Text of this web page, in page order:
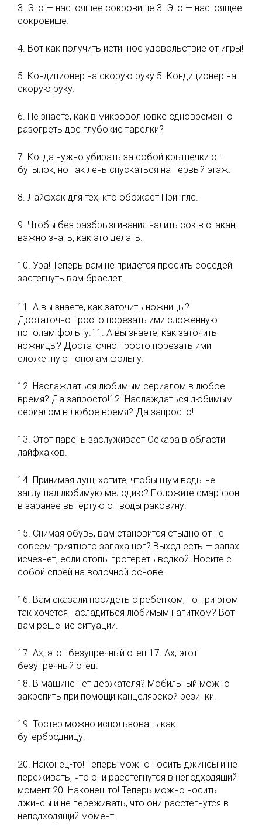
3. Это — настоящее сокровище.3. Это — настоящее
сокровище.
4. Вот как получить истинное удовольствие от игры!
5. Кондиционер на скорую руку.5. Кондиционер на
скорую руку.
6. Не знаете, как в микроволновке одновременно
разогреть две глубокие тарелки?
7. Когда нужно убирать за собой крышечки от
бутылок, но так лень спускаться на первый этаж.
8. Лайфхак для тех, кто обожает Принглс.
9. Чтобы без разбрызгивания налить сок в стакан,
важно знать, как это делать.
10. Ура! Теперь вам не придется просить соседей
застегнуть вам браслет.
11. А вы знаете, как заточить ножницы?
Достаточно просто порезать ими сложенную
пополам фольгу.11. А вы знаете, как заточить
ножницы? Достаточно просто порезать ими
сложенную пополам фольгу.
12. Наслаждаться любимым сериалом в любое
время? Да запросто!12. Наслаждаться любимым
сериалом в любое время? Да запросто!
13. Этот парень заслуживает Оскара в области
лайфхаков.
14. Принимая душ, хотите, чтобы шум воды не
заглушал любимую мелодию? Положите смартфон
в заранее вытертую от воды раковину.
15. Снимая обувь, вам становится стыдно от не
совсем приятного запаха ног? Выход есть — запах
исчезнет, если стопы протереть водкой. Носите с
собой спрей на водочной основе.
16. Вам сказали посидеть с ребенком, но при этом
так хочется насладиться любимым напитком? Вот
вам решение ситуации.
17. Ах, этот безупречный отец.17. Ах, этот
безупречный отец.
18. В машине нет держателя? Мобильный можно
закрепить при помощи канцелярской резинки.
19. Тостер можно использовать как
бутербродницу.
20. Наконец-то! Теперь можно носить джинсы и не
переживать, что они расстегнутся в неподходящий
момент.20. Наконец-то! Теперь можно носить
джинсы и не переживать, что они расстегнутся в
неподходящий момент.